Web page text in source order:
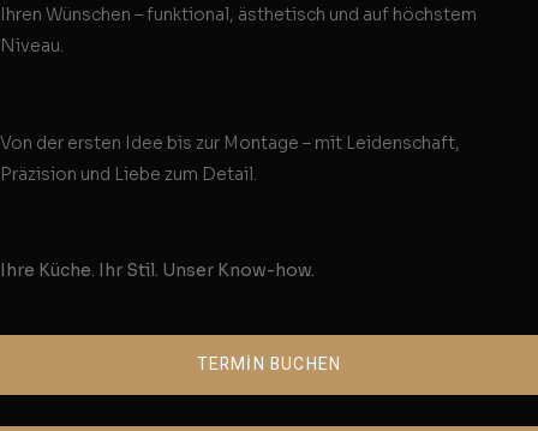
Ihren Wünschen – funktional, ästhetisch und auf höchstem
Niveau.
Von der ersten Idee bis zur Montage – mit Leidenschaft,
Präzision und Liebe zum Detail.
Ihre Küche. Ihr Stil. Unser Know-how.
TERMİN BUCHEN